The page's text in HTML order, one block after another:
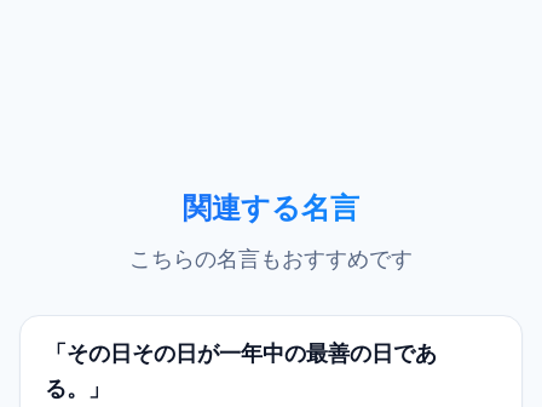
関連する名言
こちらの名言もおすすめです
「その日その日が一年中の最善の日であ
る。」